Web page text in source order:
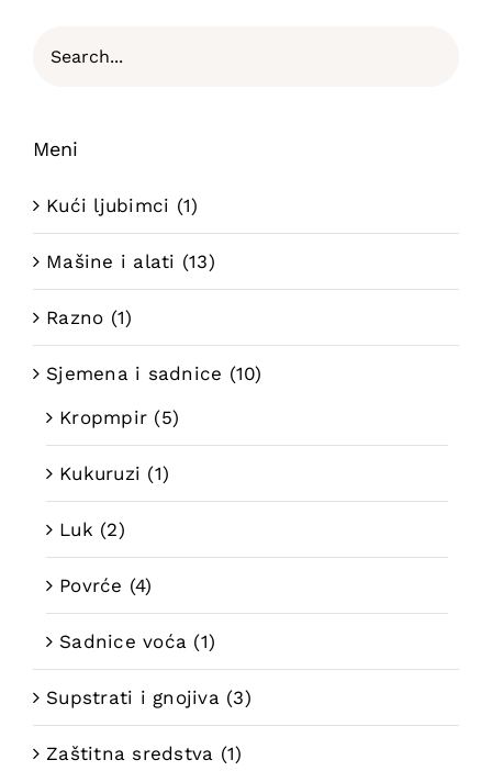
Meni
Kući ljubimci (1)
Mašine i alati (13)
Razno (1)
Sjemena i sadnice (10)
Kropmpir (5)
Kukuruzi (1)
Luk (2)
Povrće (4)
Sadnice voća (1)
Supstrati i gnojiva (3)
Zaštitna sredstva (1)